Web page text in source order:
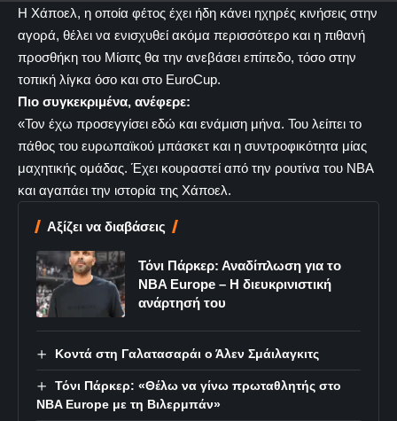
Η Χάποελ, η οποία φέτος έχει ήδη κάνει ηχηρές κινήσεις στην
αγορά, θέλει να ενισχυθεί ακόμα περισσότερο και η πιθανή
προσθήκη του Μίσιτς θα την ανεβάσει επίπεδο, τόσο στην
τοπική λίγκα όσο και στο EuroCup.
Πιο συγκεκριμένα, ανέφερε:
«Τον έχω προσεγγίσει εδώ και ενάμιση μήνα. Του λείπει το
πάθος του ευρωπαϊκού μπάσκετ και η συντροφικότητα μίας
μαχητικής ομάδας. Έχει κουραστεί από την ρουτίνα του ΝΒΑ
και αγαπάει την ιστορία της Χάποελ.
Αξίζει να διαβάσεις
Τόνι Πάρκερ: Αναδίπλωση για το
NBA Europe – Η διευκρινιστική
ανάρτησή του
Κοντά στη Γαλατασαράι ο Άλεν Σμάιλαγκιτς
Τόνι Πάρκερ: «Θέλω να γίνω πρωταθλητής στο
NBA Europe με τη Βιλερμπάν»